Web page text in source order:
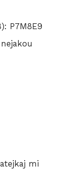
P7M8E9
mi